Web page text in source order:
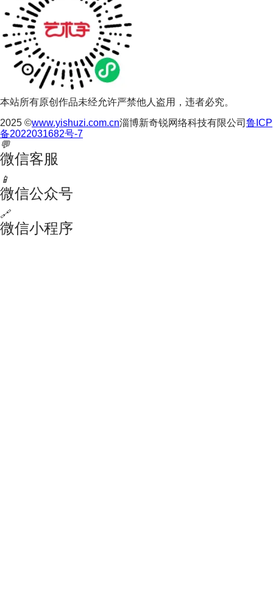
本站所有原创作品未经允许严禁他人盗用，违者必究。
2025 ©www.yishuzi.com.cn淄博新奇锐网络科技有限公司 鲁ICP
备2022031682号-7
💬
微信客服
📱
微信公众号
🔗
微信小程序